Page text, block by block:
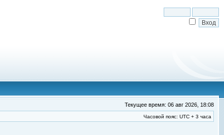
Текущее время: 06 авг 2026, 18:08
Часовой пояс: UTC + 3 часа